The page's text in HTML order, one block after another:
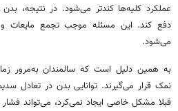
عملکرد کلیه‌ها کندتر می‌شود. در نتیجه،
دفع کند. این مسئله موجب تجمع مایعات
می‌شود.
به همین دلیل است که سالمندان به‌مرور
نمک قرار می‌گیرند. توانایی بدن در تعادل
قبلا مشکل خاصی ایجاد نمی‌کرد، می‌تواند